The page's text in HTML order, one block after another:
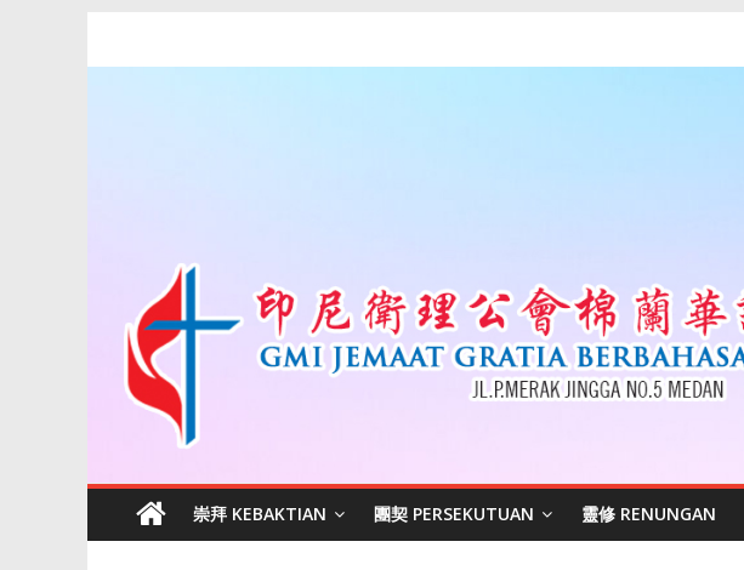
印
理
公
會
棉
蘭
崇拜 KEBAKTIAN 團契 PERSEKUTUAN 靈修 RENUNGAN